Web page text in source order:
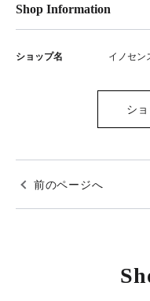
Shop Information
ショップ名 イノセン
シ
前のページへ